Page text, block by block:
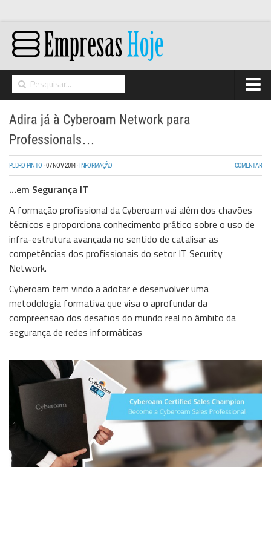
Home
Networking
Segurança
High Tech
I&D
Opinião
Storage
Wireless
Informação
Adira já à Cyberoam Network para
Professionals…
PEDRO PINTO ·07 NOV 2014· INFORMAÇÃO COMENTAR
…em Segurança IT
A formação profissional da Cyberoam vai além dos chavões
técnicos e proporciona conhecimento prático sobre o uso de
infra-estrutura avançada no sentido de catalisar as
competências dos profissionais do setor IT Security
Network.
Cyberoam tem vindo a adotar e desenvolver uma
metodologia formativa que visa o aprofundar da
compreensão dos desafios do mundo real no âmbito da
segurança de redes informáticas